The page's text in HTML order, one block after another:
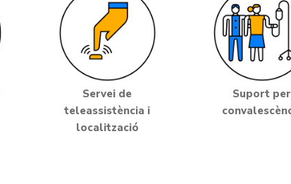
Servei de
teleassistència i
localització
Suport per